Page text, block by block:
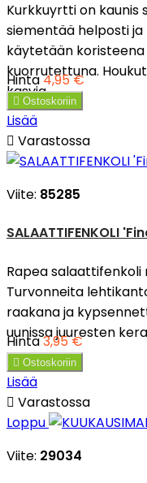
Kurkkuyrtti on kaunis
siementää helposti ja
käytetään
kuorrutettuna.
kasvia.
Hinta4,95 €
 Ostoskoriin
Lisää
 Varastossa
Viite: 85285
SALAATTIFENKOLI
Rapea salaattifenkoli
Turvonneita
raakana ja
uunissa juuresten
Hinta3,95 €
 Ostoskoriin
Lisää
 Varastossa
Loppu
Viite: 29034